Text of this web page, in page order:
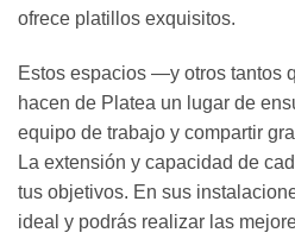
ofrece platillos exquisitos.
Estos espacios —y otros tantos
hacen de Platea un lugar de
equipo de trabajo y compartir
La extensión y capacidad de
tus objetivos. En sus
ideal y podrás realizar las